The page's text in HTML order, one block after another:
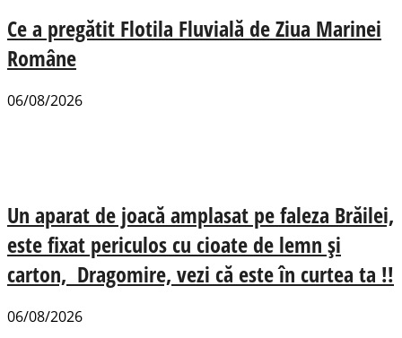
Ce a pregătit Flotila Fluvială de Ziua Marinei
Române
06/08/2026
Un aparat de joacă amplasat pe faleza Brăilei,
este fixat periculos cu cioate de lemn și
carton, Dragomire, vezi că este în curtea ta !!
06/08/2026